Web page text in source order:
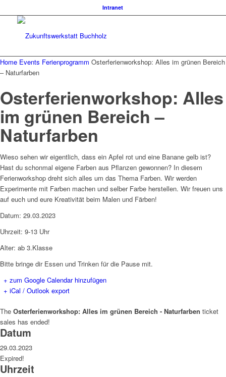
Intranet
Home Events Ferienprogramm Osterferienworkshop: Alles im grünen Bereich
– Naturfarben
Osterferienworkshop: Alles
im grünen Bereich –
Naturfarben
Wieso sehen wir eigentlich, dass ein Apfel rot und eine Banane gelb ist?
Hast du schonmal eigene Farben aus Pflanzen gewonnen? In diesem
Ferienworkshop dreht sich alles um das Thema Farben. Wir werden
Experimente mit Farben machen und selber Farbe herstellen. Wir freuen uns
auf euch und eure Kreativität beim Malen und Färben!
Datum: 29.03.2023
Uhrzeit: 9-13 Uhr
Alter: ab 3.Klasse
Bitte bringe dir Essen und Trinken für die Pause mit.
+ zum Google Calendar hinzufügen
+ iCal / Outlook export
The Osterferienworkshop: Alles im grünen Bereich - Naturfarben ticket
sales has ended!
Datum
29.03.2023
Expired!
Uhrzeit